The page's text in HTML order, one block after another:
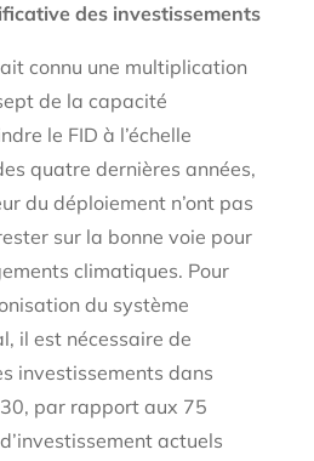
des investissements
connu une multiplication
de la capacité
le FID à l’échelle
quatre dernières années,
du déploiement n’ont pas
sur la bonne voie pour
climatiques. Pour
du système
il est nécessaire de
investissements dans
par rapport aux 75
actuels